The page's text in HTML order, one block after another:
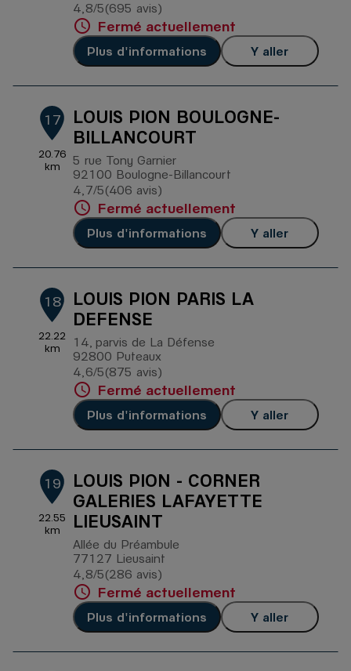
4,8/5 Note de 4.8 sur 5
(695 avis)
Fermé actuellement
Plus d'informations Y aller
17
20.76
km
LOUIS PION BOULOGNE-
BILLANCOURT
5 rue Tony Garnier
92100 Boulogne-Billancourt
4,7/5 Note de 4.7 sur 5
(406 avis)
Fermé actuellement
Plus d'informations Y aller
18
22.22
km
LOUIS PION PARIS LA
DEFENSE
14, parvis de La Défense
92800 Puteaux
4,6/5 Note de 4.6 sur 5
(875 avis)
Fermé actuellement
Plus d'informations Y aller
19
22.55
km
LOUIS PION - CORNER
GALERIES LAFAYETTE
LIEUSAINT
Allée du Préambule
77127 Lieusaint
4,8/5 Note de 4.8 sur 5
(286 avis)
Fermé actuellement
Plus d'informations Y aller